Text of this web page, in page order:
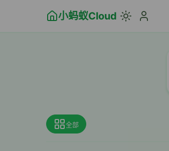
小蚂蚁Cloud
全部